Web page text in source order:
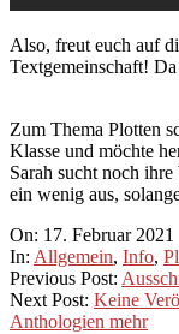
Also, freut euch auf
Textgemeinschaft!
Zum Thema Plotten
Klasse und möchte
Sarah sucht noch
ein wenig aus,
2021-
02-
17
On: 17. Februar 2021
In: Allgemein, Info,
Previous Post:
Next Post: Keine
Anthologien mehr